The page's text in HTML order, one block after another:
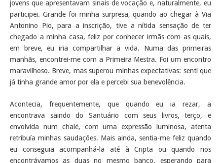
jovens que apresentavam sinais de vocação e, naturalmente, eu
participei. Grande foi minha surpresa, quando ao chegar à Via
Antonino Pio, para a inscrição, tive a nítida sensação de ter
chegado a minha casa, feliz por conhecer irmãs com as quais,
em breve, eu iria compartilhar a vida. Numa das primeiras
manhãs, encontrei-me com a Primeira Mestra. Foi um encontro
maravilhoso. Breve, mas superou minhas expectativas: senti que
já tinha grande amor por ela e percebi sua benevolência.
Acontecia, frequentemente, que quando eu ia rezar, a
encontrava saindo do Santuário com seus livros, terço, e
envolvida num chalé, com uma expressão luminosa, atenta
retribuía minhas saudações. Mais ainda, sentia-me feliz quando
eu conseguia acompanhá-la até à Cripta ou quando nos
encontrávamos as duas no mesmo banco, esperando para